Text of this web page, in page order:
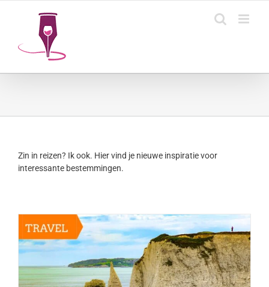
Zin in reizen? Ik ook. Hier vind je nieuwe inspiratie voor
interessante bestemmingen.